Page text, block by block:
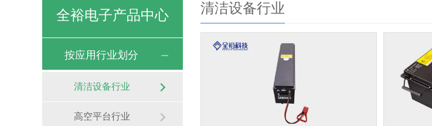
全裕电子产品中心
按应用行业划分
清洁设备行业
高空平台行业
清洁设备行业